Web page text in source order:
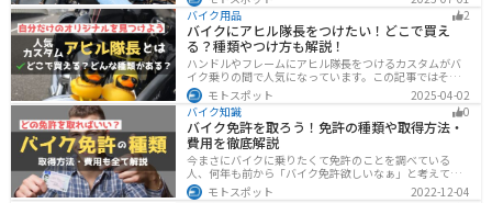
解説。腰痛対策に効果的な便利アイテムも紹介し、快適
で楽しいツーリングをサポートします。
バイク用品
2
バイクにアヒル隊長をつけたい！どこで買え
る？種類やつけ方も解説！
ハンドルやフレームにアヒル隊長をつけるカスタムがバ
イク乗りの間で人気になっています。この記事ではそん
なアヒル隊長について、どこで買えるのかどんな種類が
あるのか、バイクに付ける際の注意点などまとめまし
た。アヒル隊長でオリジナルカスタムをしたい人は参考
にしてください。
モトスポット
2025-04-02
バイク知識
0
バイク免許を取ろう！免許の種類や取得方法・
費用を徹底解説
今まさにバイクに乗りたくて免許のことを調べている
人、何年も前から「バイク免許欲しいなぁ」と考えてい
るうちに時間ばかりが経っている人。そんな人々に役立
つ情報を分かりやすくまとめました。バイク免許の種類
モトスポット
2022-12-04